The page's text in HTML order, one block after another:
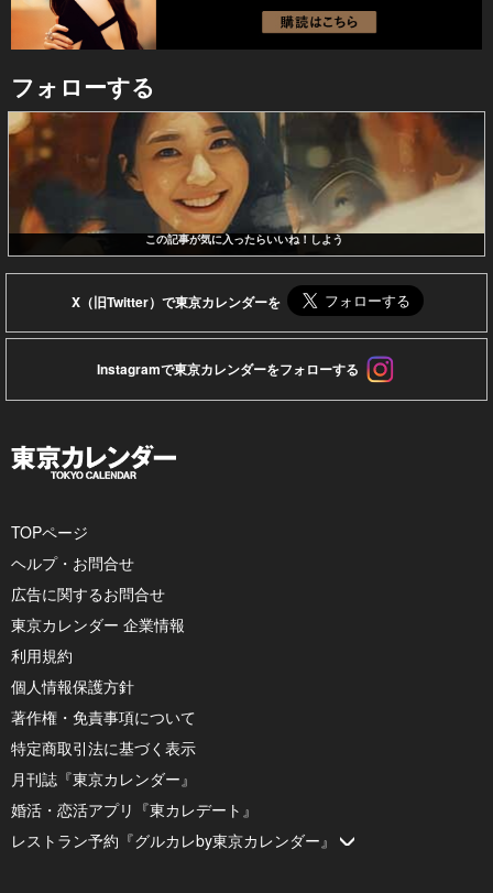
フォローする
この記事が気に入ったらいいね！しよう
X（旧Twitter）で東京カレンダーを
Instagramで東京カレンダーをフォローする
TOPページ
ヘルプ・お問合せ
広告に関するお問合せ
東京カレンダー 企業情報
利用規約
個人情報保護方針
著作権・免責事項について
特定商取引法に基づく表示
月刊誌『東京カレンダー』
婚活・恋活アプリ『東カレデート』
レストラン予約『グルカレby東京カレンダー』